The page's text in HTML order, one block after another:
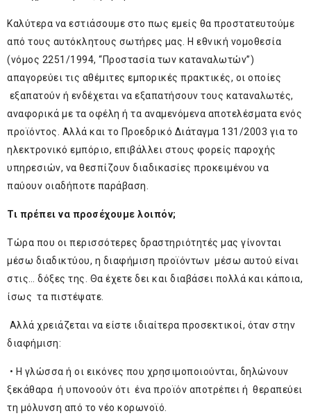
Καλύτερα να εστιάσουμε στο πως εμείς θα προστατευτούμε
από τους αυτόκλητους σωτήρες μας. Η εθνική νομοθεσία
(νόμος 2251/1994, “Προστασία των καταναλωτών”)
απαγορεύει τις αθέμιτες εμπορικές πρακτικές, οι οποίες
εξαπατούν ή ενδέχεται να εξαπατήσουν τους καταναλωτές,
αναφορικά με τα οφέλη ή τα αναμενόμενα αποτελέσματα ενός
προϊόντος. Αλλά και το Προεδρικό Διάταγμα 131/2003 για το
ηλεκτρονικό εμπόριο, επιβάλλει στους φορείς παροχής
υπηρεσιών, να θεσπίζουν διαδικασίες προκειμένου να
παύουν οιαδήποτε παράβαση.
Τι πρέπει να προσέχουμε λοιπόν;
Τώρα που οι περισσότερες δραστηριότητές μας γίνονται
μέσω διαδικτύου, η διαφήμιση προϊόντων μέσω αυτού είναι
στις… δόξες της. Θα έχετε δει και διαβάσει πολλά και κάποια,
ίσως τα πιστέψατε.
Αλλά χρειάζεται να είστε ιδιαίτερα προσεκτικοί, όταν στην
διαφήμιση:
• Η γλώσσα ή οι εικόνες που χρησιμοποιούνται, δηλώνουν
ξεκάθαρα ή υπονοούν ότι ένα προϊόν αποτρέπει ή θεραπεύει
τη μόλυνση από το νέο κορωνοϊό.